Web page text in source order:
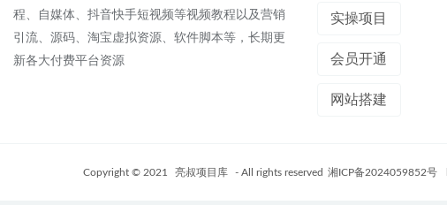
程、自媒体、抖音快手短视频等视频教程以及营销
引流、源码、淘宝虚拟资源、软件脚本等，长期更
新各大付费平台资源
实操项目
会员开通
网站搭建
Copyright © 2021 亮叔项目库 - All rights reserved 湘ICP备2024059852号